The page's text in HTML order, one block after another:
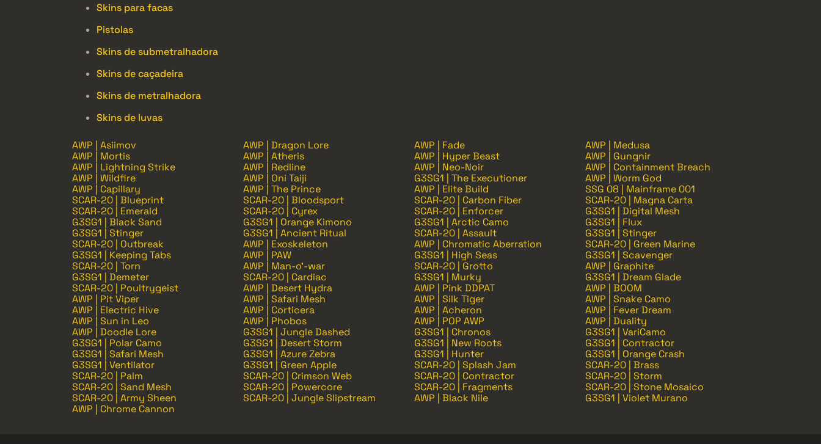
Skins para facas
Pistolas
Skins de submetralhadora
Skins de caçadeira
Skins de metralhadora
Skins de luvas
AWP | Asiimov AWP | Dragon Lore AWP | Fade
AWP | Medusa
AWP | Mortis
AWP | Atheris AWP | Hyper Beast
AWP | Gungnir
AWP | Lightning Strike
AWP | Redline AWP | Neo-Noir
AWP | Containment Breach
AWP | Wildfire
AWP | Oni Taiji G3SG1 | The Executioner
AWP | Worm God
AWP | Capillary
AWP | The Prince AWP | Elite Build
SSG 08 | Mainframe 001
SCAR-20 | Blueprint
SCAR-20 | Bloodsport SCAR-20 | Carbon Fiber
SCAR-20 | Magna Carta
SCAR-20 | Emerald
SCAR-20 | Cyrex SCAR-20 | Enforcer
G3SG1 | Digital Mesh
G3SG1 | Black Sand
G3SG1 | Orange Kimono G3SG1 | Arctic Camo
G3SG1 | Flux
G3SG1 | Stinger
G3SG1 | Ancient Ritual SCAR-20 | Assault
G3SG1 | Stinger
SCAR-20 | Outbreak
AWP | Exoskeleton AWP | Chromatic Aberration
SCAR-20 | Green Marine
G3SG1 | Keeping Tabs
AWP | PAW G3SG1 | High Seas
G3SG1 | Scavenger
SCAR-20 | Torn
AWP | Man-o'-war SCAR-20 | Grotto
AWP | Graphite
G3SG1 | Demeter
SCAR-20 | Cardiac G3SG1 | Murky
G3SG1 | Dream Glade
SCAR-20 | Poultrygeist
AWP | Desert Hydra AWP | Pink DDPAT
AWP | BOOM
AWP | Pit Viper
AWP | Safari Mesh AWP | Silk Tiger
AWP | Snake Camo
AWP | Electric Hive
AWP | Corticera AWP | Acheron
AWP | Fever Dream
AWP | Sun in Leo
AWP | Phobos AWP | POP AWP
AWP | Duality
AWP | Doodle Lore
G3SG1 | Jungle Dashed G3SG1 | Chronos
G3SG1 | VariCamo
G3SG1 | Polar Camo
G3SG1 | Desert Storm G3SG1 | New Roots
G3SG1 | Contractor
G3SG1 | Safari Mesh
G3SG1 | Azure Zebra G3SG1 | Hunter
G3SG1 | Orange Crash
G3SG1 | Ventilator
G3SG1 | Green Apple SCAR-20 | Splash Jam
SCAR-20 | Brass
SCAR-20 | Palm
SCAR-20 | Crimson Web SCAR-20 | Contractor
SCAR-20 | Storm
SCAR-20 | Sand Mesh
SCAR-20 | Powercore SCAR-20 | Fragments
SCAR-20 | Stone Mosaico
SCAR-20 | Army Sheen
SCAR-20 | Jungle Slipstream AWP | Black Nile
G3SG1 | Violet Murano
AWP | Chrome Cannon